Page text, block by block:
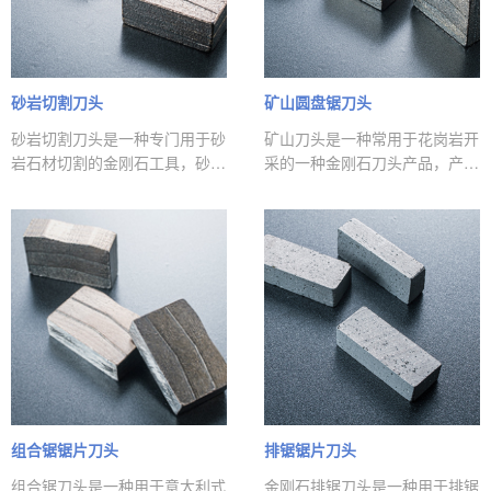
砂岩切割刀头
砂岩切割刀头是一种专门用于砂
岩石材切割的金刚石工具，砂岩
种石材具有硬度跨度大，研磨性
高等特点，所以刀头品质要求较
高。林兴的砂岩刀头具有锋利度
好，寿命长，切割稳定，性价比
高等特点。
矿山圆盘锯刀头
矿山刀头是一种常用于花岗岩开
采的一种金刚石刀头产品，产品
采，该产品用在矿山圆盘锯上，
通过铺设轨道，让圆盘锯在往返
的过程中进行石材荒料的开采。
组合锯锯片刀头
组合锯刀头是一种用于意大利式
排锯锯片刀头
金刚石排锯刀头是一种用于排锯